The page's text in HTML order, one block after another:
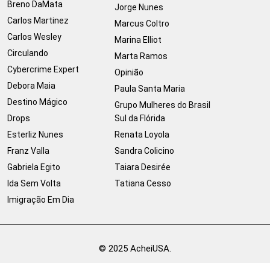
Breno DaMata
Carlos Martinez
Carlos Wesley
Circulando
Cybercrime Expert
Debora Maia
Destino Mágico
Drops
Esterliz Nunes
Franz Valla
Gabriela Egito
Ida Sem Volta
Imigração Em Dia
Jorge Nunes
Marcus Coltro
Marina Elliot
Marta Ramos
Opinião
Paula Santa Maria
Grupo Mulheres do Brasil
Sul da Flórida
Renata Loyola
Sandra Colicino
Taiara Desirée
Tatiana Cesso
© 2025 AcheiUSA.